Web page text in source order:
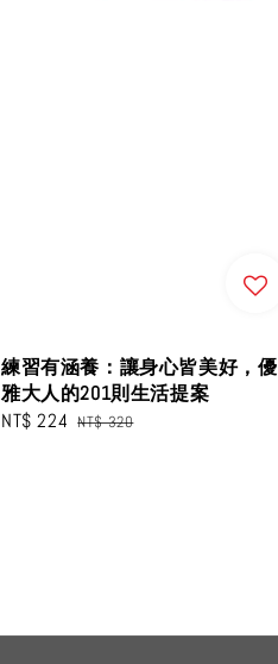
練習有涵養：讓身心皆美好，優
雅大人的201則生活提案
Sale
NT$ 224 Regular
NT$ 320